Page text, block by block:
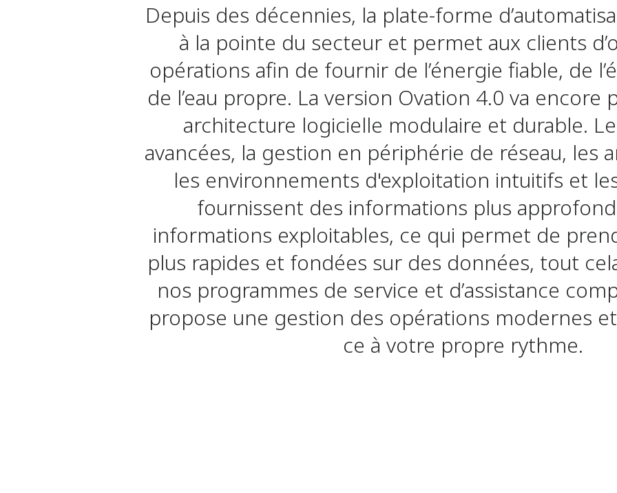
Depuis des décennies, la plate-forme
à la pointe du secteur et permet aux clients
opérations afin de fournir de l’énergie fiable, de
de l’eau propre. La version Ovation 4.0 va encore
architecture logicielle modulaire et durable.
avancées, la gestion en périphérie de réseau, les
les environnements d'exploitation intuitifs et
fournissent des informations plus
informations exploitables, ce qui permet de
plus rapides et fondées sur des données, tout
nos programmes de service et d’assistance
propose une gestion des opérations modernes
ce à votre propre rythme.